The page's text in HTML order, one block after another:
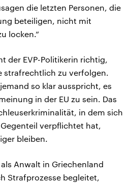
die letzten Personen, die
beteiligen, nicht mit
locken.“
der EVP-Politikerin richtig,
strafrechtlich zu verfolgen.
so klar ausspricht, es
in der EU zu sein. Das
in dem sich
verpflichtet hat,
bleiben.
Anwalt in Griechenland
Strafprozesse begleitet,